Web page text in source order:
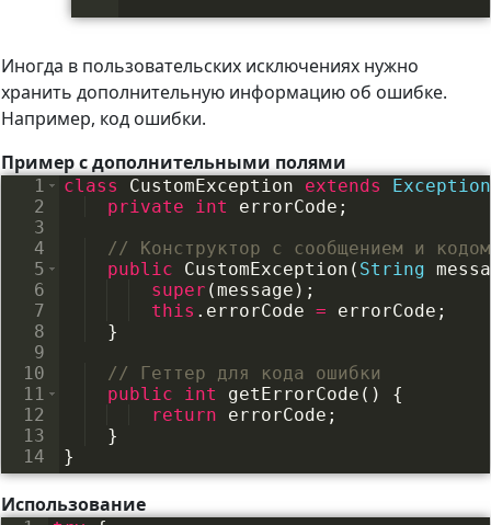
Иногда в пользовательских исключениях нужно
хранить дополнительную информацию об ошибке.
Например, код ошибки.
Пример с дополнительными полями
1
2
3
4
5
6
7
8
9
10
11
12
13
14
class CustomException extends
Exception
private
int errorCode ;
// Конструктор с сообщением и
public
CustomException ( String
super (message ) ;
this . errorCode = errorCode ;
}
// Геттер для кода ошибки
public
int getErrorCode ( )
{
return
errorCode ;
}
}
Использование